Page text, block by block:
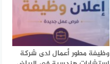
وظيفة مطور أعمال لدى شركة